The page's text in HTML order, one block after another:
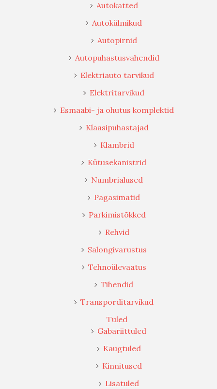
Autokatted
Autokülmikud
Autopirnid
Autopuhastusvahendid
Elektriauto tarvikud
Elektritarvikud
Esmaabi- ja ohutus komplektid
Klaasipuhastajad
Klambrid
Kütusekanistrid
Numbrialused
Pagasimatid
Parkimistõkked
Rehvid
Salongivarustus
Tehnoülevaatus
Tihendid
Transporditarvikud
Tuled
Gabariittuled
Kaugtuled
Kinnitused
Lisatuled